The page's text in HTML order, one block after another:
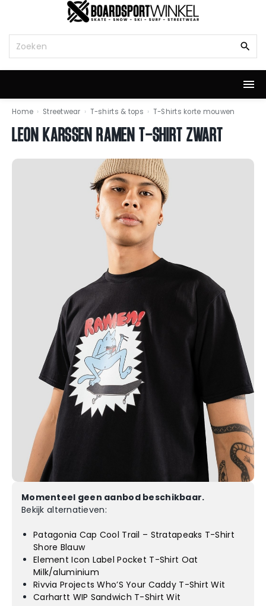
r
e
k
a
Home › Streetwear › T-shirts & tops › T-Shirts korte mouwen
LEON KARSSEN RAMEN T-SHIRT ZWART
Momenteel geen aanbod beschikbaar.
Bekijk alternatieven:
Patagonia Cap Cool Trail – Stratapeaks T-Shirt
Shore Blauw
Element Icon Label Pocket T-Shirt Oat
Milk/aluminium
Rivvia Projects Who’S Your Caddy T-Shirt Wit
Carhartt WIP Sandwich T-Shirt Wit